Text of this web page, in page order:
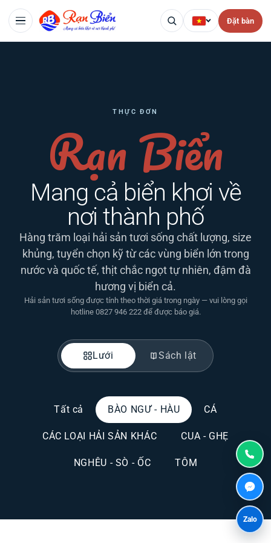
Đặt bàn
THỰC ĐƠN
Rạn Biển
Mang cả biển khơi về
nơi thành phố
Hàng trăm loại hải sản tươi sống chất lượng, size
khủng, tuyển chọn kỹ từ các vùng biển lớn trong
nước và quốc tế, thịt chắc ngọt tự nhiên, đậm đà
hương vị biển cả.
Hải sản tươi sống được tính theo thời giá trong ngày — vui lòng gọi
hotline 0827 946 222 để được báo giá.
Lưới Sách lật
Tất cả BÀO NGƯ - HÀU CÁ
CÁC LOẠI HẢI SẢN KHÁC CUA - GHẸ
NGHÊU - SÒ - ỐC TÔM
Zalo